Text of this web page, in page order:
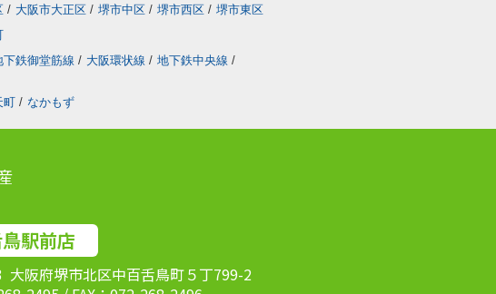
/ 大阪市大正区 / 堺市中区 / 堺市西区 / 堺市東区
下鉄御堂筋線 / 大阪環状線 / 地下鉄中央線 /
町 / なかもず
駅前店
大阪府堺市北区中百舌鳥町５丁799-2